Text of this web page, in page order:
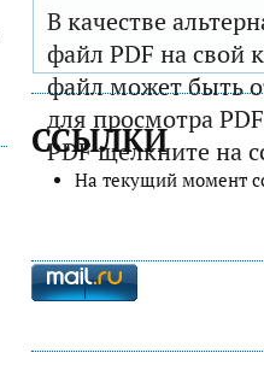
В качестве
файл PDF на свой
файл может быть
для просмотра
PDF щелкните на
ССЫЛКИ
На текущий момент